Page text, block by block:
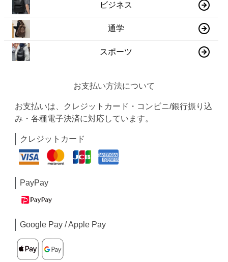
ビジネス
通学
スポーツ
お支払い方法について
お支払いは、クレジットカード・コンビニ/銀行振り込
み・各種電子決済に対応しています。
クレジットカード
PayPay
Google Pay / Apple Pay